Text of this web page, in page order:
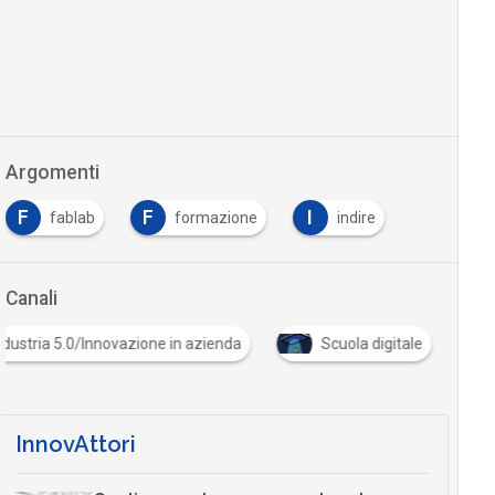
Argomenti
F fablab F formazione indire
Canali
5.0/Innovazione in azienda Scuola digitale
InnovAttori